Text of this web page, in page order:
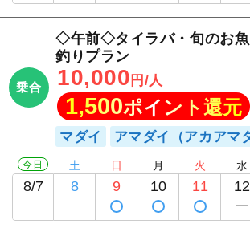
乗合
◇午前◇タイラバ・旬のお魚
釣りプラン
10,000 円/人
1,500ポイント還元
マダイ アマダイ（アカアマ
今日
8/7
土
8
日
9
月
10
火
11
水
12